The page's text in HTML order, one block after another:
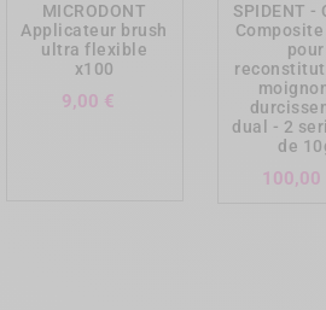
MICRODONT
Applicateur brush
ultra flexible
x100
9,00 €
SPIDENT -
pour
dual - 2
de
100,00